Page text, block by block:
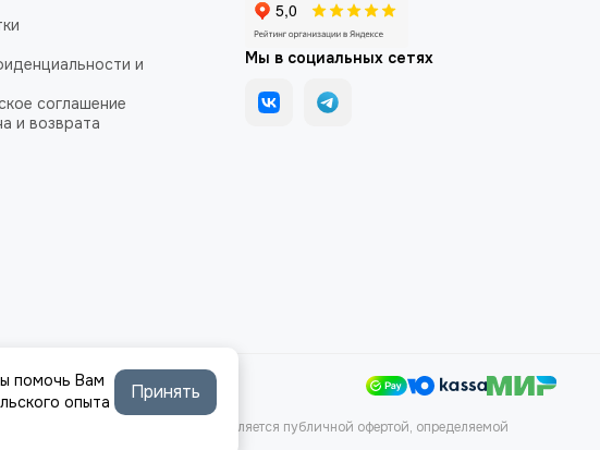
и
соглашение
и возврата
Мы в социальных сетях
и ни при каких условиях не является публичной офертой, определяемой
помочь Вам
опыта
Принять